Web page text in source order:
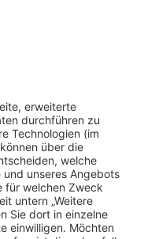
©OpenStreetMap